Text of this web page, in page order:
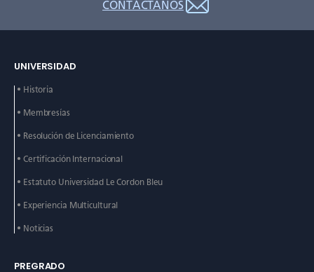
CONTÁCTANOS
UNIVERSIDAD
• Historia
• Membresías
• Resolución de Licenciamiento
• Certificación Internacional
• Estatuto Universidad LeCordon Bleu
• Experiencia Multicultural
• Noticias
PREGRADO